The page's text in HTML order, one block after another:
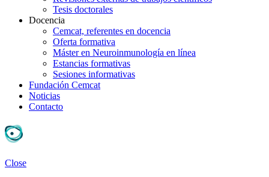
Tesis doctorales
Docencia
Cemcat, referentes en docencia
Oferta formativa
Máster en Neuroinmunología en línea
Estancias formativas
Sesiones informativas
Fundación Cemcat
Noticias
Contacto
Close